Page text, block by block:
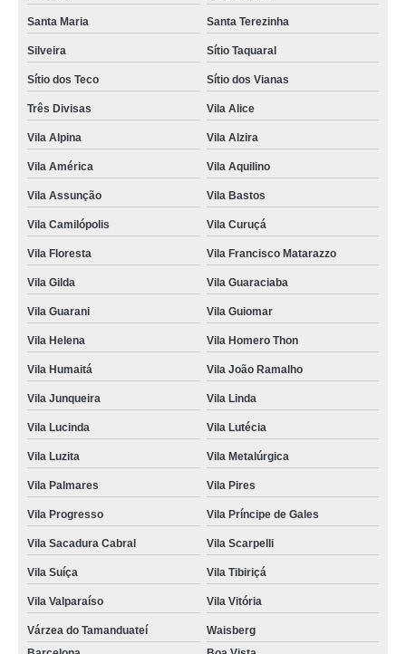
onde agendar consulta para animal silvestre Santo Antônio
consulta de ortopedia para animais silvestres Parque Jaçatuba
consulta animal silvestre Vila Floresta
consulta animal silvestre marcar Jardim Cipreste
onde fazer consulta veterinária para silvestres Sítio dos Teco
onde fazer consulta de dermatologista para silvestres Parque Erasmo
Assunção
consulta para animal silvestre Jardim Stella
onde fazer consulta de ozonioterapia para silvestres Sítio dos Teco
consulta médica veterinária para animais silvestres marcar Vila Guarani
onde agendar consulta médica veterinária para animais silvestres Jardim
Stella
consulta de dermatologista para silvestres marcar Vila Floresta
onde fazer consulta para animais silvestres Santa Maria
consulta de ozonioterapia para silvestres Parque Represa Billings II
onde fazer consulta para animal silvestre Vila Helena
onde fazer consulta animal silvestre Recreio da Borda do Campo
consulta médica veterinária para silvestres Vila Gilda
onde agendar consulta veterinária para animais silvestres Jardim Bom
Pastor
Santa Maria Santa Terezinha
Silveira Sítio Taquaral
Sítio dos Teco Sítio dos Vianas
Três Divisas Vila Alice
Vila Alpina Vila Alzira
Vila América Vila Aquilino
Vila Assunção Vila Bastos
Vila Camilópolis Vila Curuçá
Vila Floresta Vila Francisco Matarazzo
Vila Gilda Vila Guaraciaba
Vila Guarani Vila Guiomar
Vila Helena Vila Homero Thon
Vila Humaitá Vila João Ramalho
Vila Junqueira Vila Linda
Vila Lucinda Vila Lutécia
Vila Luzita Vila Metalúrgica
Vila Palmares Vila Pires
Vila Progresso Vila Príncipe de Gales
Vila Sacadura Cabral Vila Scarpelli
Vila Suíça Vila Tibiriçá
Vila Valparaíso Vila Vitória
Várzea do Tamanduateí
Waisberg